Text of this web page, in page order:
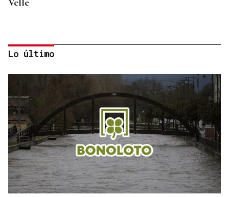
OBITUARIO
Muere Luis Díaz Núñez, socialista y dirigente
histórico de UGT en Ourense
Lo último